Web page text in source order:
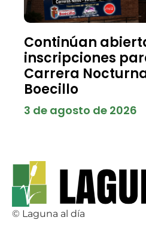
Continúan
inscripciones
Carrera
Boecillo
3 de agosto de 2026
© Laguna al día